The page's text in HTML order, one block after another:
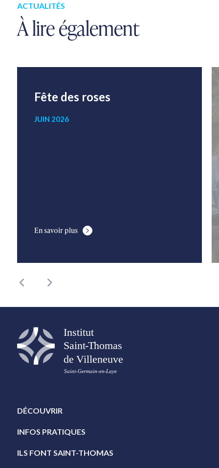
ACTUALITÉS
À lire également
Fête des roses
JUIN 2026
En savoir plus
DÉCOUVRIR
INFOS PRATIQUES
ILS FONT SAINT-THOMAS